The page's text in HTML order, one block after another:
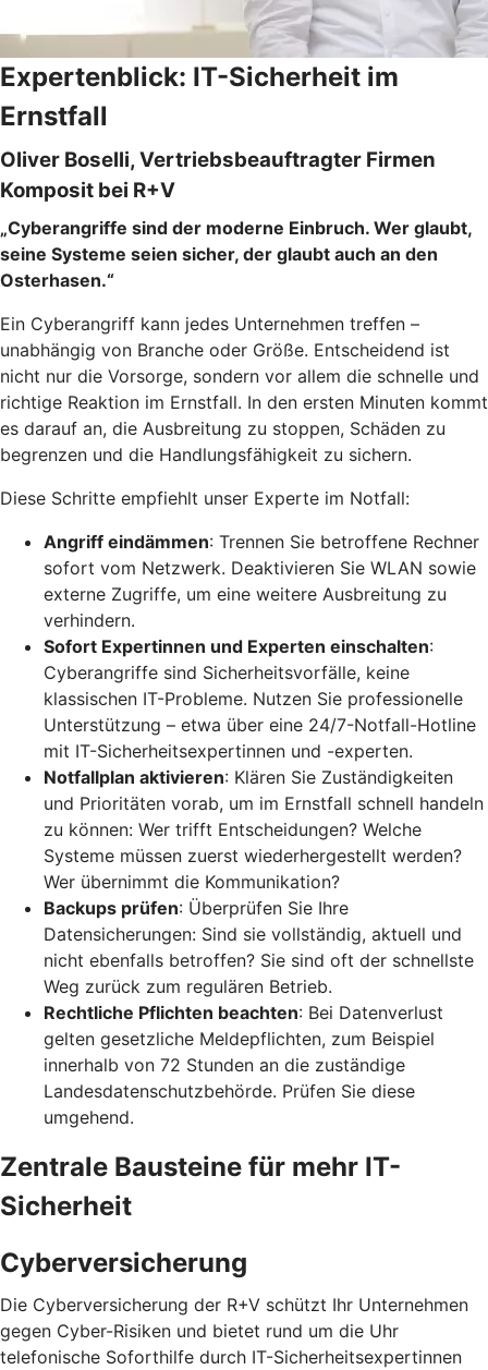
Expertenblick: IT-Sicherheit im
Ernstfall
Oliver Boselli, Vertriebsbeauftragter Firmen
Komposit bei R+V
„Cyberangriffe sind der moderne Einbruch. Wer glaubt,
seine Systeme seien sicher, der glaubt auch an den
Osterhasen.“
Ein Cyberangriff kann jedes Unternehmen treffen –
unabhängig von Branche oder Größe. Entscheidend ist
nicht nur die Vorsorge, sondern vor allem die schnelle und
richtige Reaktion im Ernstfall. In den ersten Minuten kommt
es darauf an, die Ausbreitung zu stoppen, Schäden zu
begrenzen und die Handlungsfähigkeit zu sichern.
Diese Schritte empfiehlt unser Experte im Notfall:
Angriff eindämmen: Trennen Sie betroffene Rechner
sofort vom Netzwerk. Deaktivieren Sie WLAN sowie
externe Zugriffe, um eine weitere Ausbreitung zu
verhindern.
Sofort Expertinnen und Experten einschalten:
Cyberangriffe sind Sicherheitsvorfälle, keine
klassischen IT-Probleme. Nutzen Sie professionelle
Unterstützung – etwa über eine 24/7-Notfall-Hotline
mit IT-Sicherheitsexpertinnen und -experten.
Notfallplan aktivieren: Klären Sie Zuständigkeiten
und Prioritäten vorab, um im Ernstfall schnell handeln
zu können: Wer trifft Entscheidungen? Welche
Systeme müssen zuerst wiederhergestellt werden?
Wer übernimmt die Kommunikation?
Backups prüfen: Überprüfen Sie Ihre
Datensicherungen: Sind sie vollständig, aktuell und
nicht ebenfalls betroffen? Sie sind oft der schnellste
Weg zurück zum regulären Betrieb.
Rechtliche Pflichten beachten: Bei Datenverlust
gelten gesetzliche Meldepflichten, zum Beispiel
innerhalb von 72 Stunden an die zuständige
Landesdatenschutzbehörde. Prüfen Sie diese
umgehend.
Zentrale Bausteine für mehr IT-
Sicherheit
Cyberversicherung
Die Cyberversicherung der R+V schützt Ihr Unternehmen
gegen Cyber-Risiken und bietet rund um die Uhr
telefonische Soforthilfe durch IT-Sicherheitsexpertinnen